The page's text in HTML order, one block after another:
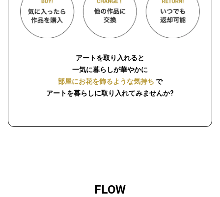
アートを取り入れると
一気に暮らしが華やかに
部屋にお花を飾るような気持ち で
アートを暮らしに取り入れてみませんか?
FLOW